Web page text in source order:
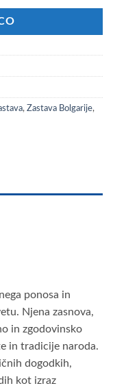
, Zastava Bolgarije,
ponosa in
Njena zasnova,
in zgodovinsko
in tradicije naroda.
dogodkih,
kot izraz